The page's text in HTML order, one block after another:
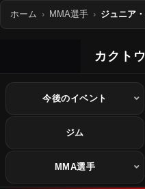
ホーム MMA選手 ジュニア
カクト
今後のイベント
ジム
MMA選手